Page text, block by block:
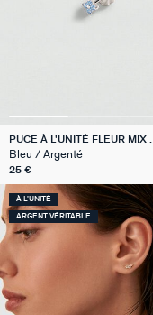
PUCE À L'UNITÉ FLEUR MIX &
MATCH
Bleu / Argenté
25 €
À L'UNITÉ
ARGENT VÉRITABLE